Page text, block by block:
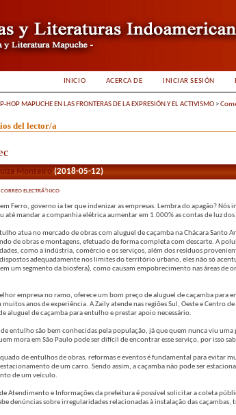
INICIO ACERCA DE INICIAR SESIÓN
HOP MAPUCHE EN LAS FRONTERAS DE LA EXPRESIÓN Y EL ACTIVISMO >
del lector/a
Monteiro(2018-05-12)
ELECTRÃ³NICO
em Ferro, governo ia ter que indenizar as empresas. Lembra do apagão?
até mandar a companhia elétrica aumentar em 1.000% as contas de luz
atua no mercado de obras com aluguel de caçamba na Chácara
de obras e montagens, efetuado de forma completa com descarte. A
como a indústria, comércio e os serviços, além dos resíduos
dispostos adequadamente nos limites do território urbano, eles não só
um segmento da biosfera), como causam empobrecimento nas áreas de
empresa no ramo, oferece um bom preço de aluguel de caçamba
anos de experiência. A Zaily atende nas regiões Sul, Oeste e Centro
aluguel de caçamba para entulho e prestar apoio necessário.
de entulho são bem conhecidas pela população, já que quem nunca viu
mora em São Paulo pode ser difícil de encontrar esse serviço, por isso
de entulhos de obras, reformas e eventos é fundamental para evitar
de um carro. Sendo assim, a caçamba não pode ser
de um veículo.
Atendimento e Informações da prefeitura é possível solicitar a coleta
denúncias sobre irregularidades relacionadas à instalação das